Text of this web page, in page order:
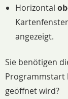
Horizontal
angezeigt.
Sie benötigen
Programmstart
geöffnet wird?